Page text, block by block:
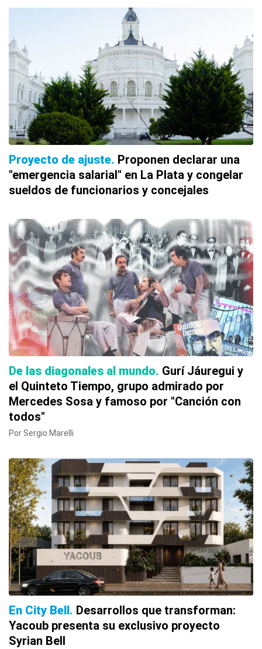
Proyecto de ajuste Proponen declarar una
"emergencia salarial" en La Plata y congelar
sueldos de funcionarios y concejales
De las diagonales al mundo Gurí Jáuregui y
el Quinteto Tiempo, grupo admirado por
Mercedes Sosa y famoso por "Canción con
todos"
Por Sergio Marelli
En City Bell Desarrollos que transforman:
Yacoub presenta su exclusivo proyecto
Syrian Bell